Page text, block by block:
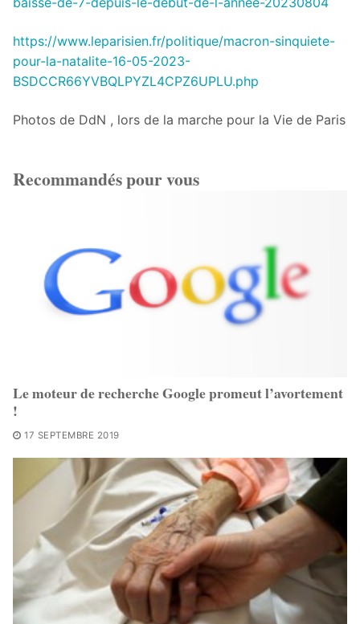
https://www.leparisien.fr/politique/macron-sinquiete-
pour-la-natalite-16-05-2023-
BSDCCR66YVBQLPYZL4CPZ6UPLU.php
Photos de DdN , lors de la marche pour la Vie de Paris
Recommandés pour vous
Le moteur de recherche Google promeut l’avortement
!
17 SEPTEMBRE 2019